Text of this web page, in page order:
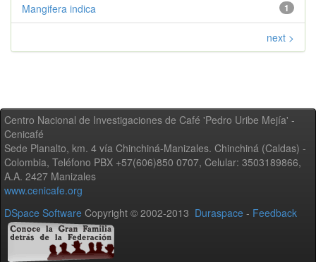
1
Mangifera indica
next >
Centro Nacional de Investigaciones de Café 'Pedro Uribe Mejía' -
Cenicafé
Sede Planalto, km. 4 vía Chinchiná-Manizales. Chinchiná (Caldas) -
Colombia, Teléfono PBX +57(606)850 0707, Celular: 3503189866,
A.A. 2427 Manizales
www.cenicafe.org
DSpace Software Copyright © 2002-2013 Duraspace - Feedback